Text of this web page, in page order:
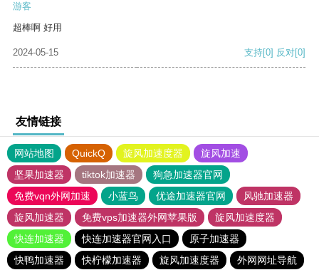
游客
超棒啊 好用
2024-05-15 支持[0] 反对[0]
友情链接
网站地图 QuickQ 旋风加速度器
旋风加速
坚果加速器
tiktok加速器
狗急加速器官网
免费vqn外网加速
小蓝鸟 优途加速器官网
风驰加速器
旋风加速器
免费vps加速器外网苹果版
旋风加速度器
快连加速器
快连加速器官网入口
原子加速器
快鸭加速器
快柠檬加速器 旋风加速度器 外网网址导航